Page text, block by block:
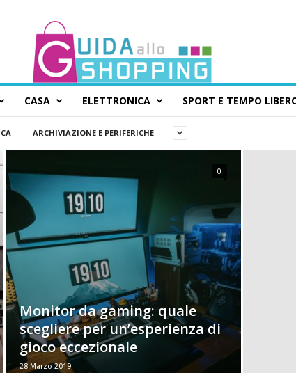
CASA ELETTRONICA SPORT E TEMPO
ARCHIVIAZIONE E PERIFERICHE
Monitor da gaming: quale
scegliere per un’esperienza di
gioco eccezionale
28 Marzo 2019
0